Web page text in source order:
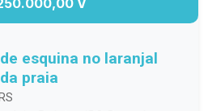
V
esquina no laranjal
praia